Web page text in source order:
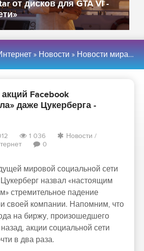
от дисков для GTA VI -
» Новости » Новости мира Интернет
Facebook
даже Цукерберга -
1 036 Новости /
0
мировой социальной сети
назвал «настоящим
стремительное падение
своей компании. Напомним, что
на биржу, произошедшего
акции социальной сети
в два раза.